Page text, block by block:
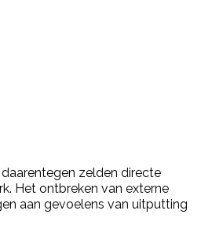
zelden directe
Het ontbreken van externe
aan gevoelens van uitputting